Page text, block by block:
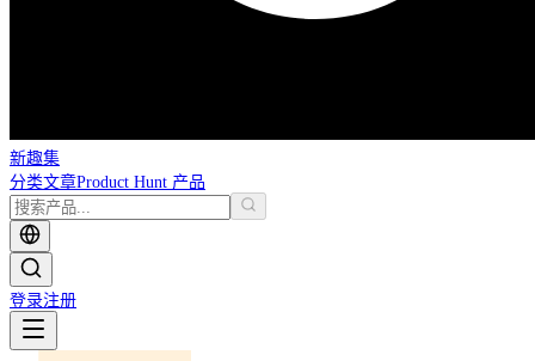
新趣集
分类文章Product Hunt 产品
登录注册